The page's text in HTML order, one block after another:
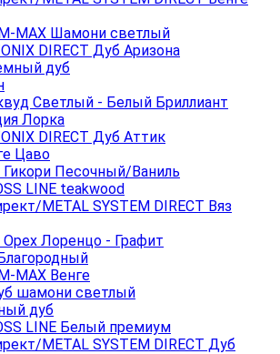
MAX Шамони светлый
DIRECT Дуб Аризона
дуб
Светлый - Белый Бриллиант
Лорка
DIRECT Дуб Аттик
Цаво
Песочный/Ваниль
LINE teakwood
METAL SYSTEM DIRECT Вяз
Лоренцо - Графит
MAX Венге
шамони светлый
дуб
LINE Белый премиум
METAL SYSTEM DIRECT Дуб